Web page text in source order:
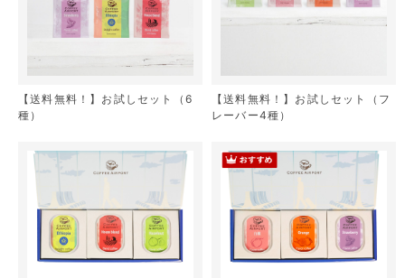
【送料無料！】お試しセット（6
種）
【送料無料！】お試しセット（フ
レーバー4種）